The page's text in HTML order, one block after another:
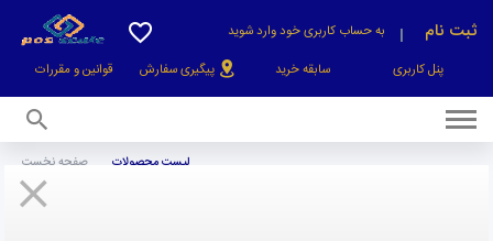
ثبت نام
به حساب کاربری خود وارد شوید
پنل کاربری
سابقه خرید پیگیری سفارش قوانین ومقررات
صفحه نخست صفحه نخست لیست محصولات